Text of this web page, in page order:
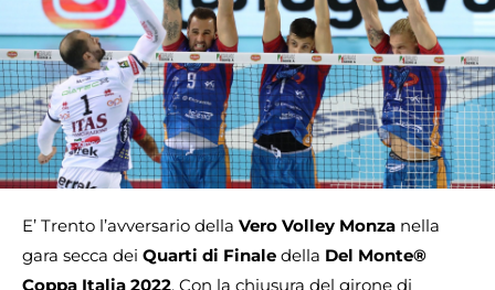
E’ Trento l’avversario della Vero Volley Monza nella
gara secca dei Quarti di Finale della Del Monte®
Coppa Italia 2022. Con la chiusura del girone di